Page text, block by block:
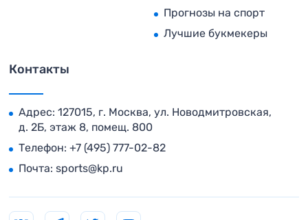
Прогнозы на спорт
Лучшие букмекеры
Контакты
Адрес: 127015, г. Москва, ул. Новодмитровская,
д. 2Б, этаж 8, помещ. 800
Телефон: +7 (495) 777-02-82
Почта: sports@kp.ru